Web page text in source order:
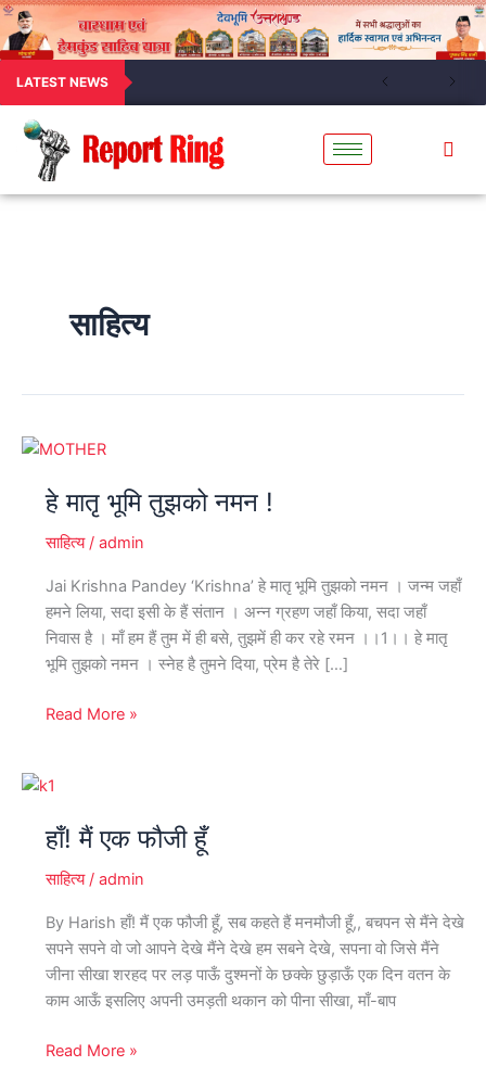
LATEST NEWS
साहित्य
हे मातृ भूमि तुझको नमन !
साहित्य/ admin
Jai Krishna Pandey ‘Krishna’ हे मातृ भूमि तुझको नमन । जन्म जहाँ
हमने लिया, सदा इसी के हैं संतान । अन्न ग्रहण जहाँ किया, सदा जहाँ
निवास है । माँ हम हैं तुम में ही बसे, तुझमें ही कर रहे रमन ।।1।। हे मातृ
भूमि तुझको नमन । स्नेह है तुमने दिया, प्रेम है तेरे […]
हे
भूमि
नमन
Read More »
हाँ! मैं एक फौजी हूँ
साहित्य/ admin
By Harish हाँ! मैं एक फौजी हूँ, सब कहते हैं मनमौजी हूँ,, बचपन से मैंने देखे
सपने सपने वो जो आपने देखे मैंने देखे हम सबने देखे, सपना वो जिसे मैंने
जीना सीखा शरहद पर लड़ पाऊँ दुश्मनों के छक्के छुड़ाऊँ एक दिन वतन के
काम आऊँ इसलिए अपनी उमड़ती थकान को पीना सीखा, माँ-बाप
हाँ!
एक
हूँ
Read More »